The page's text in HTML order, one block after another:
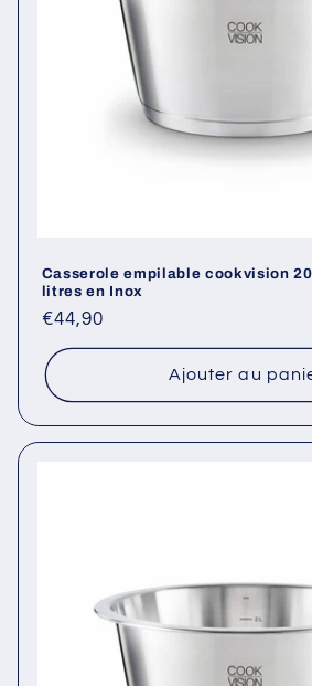
Casserole empilable cookvision
litres en Inox
Prix
habituel
€44,90
Ajouter au